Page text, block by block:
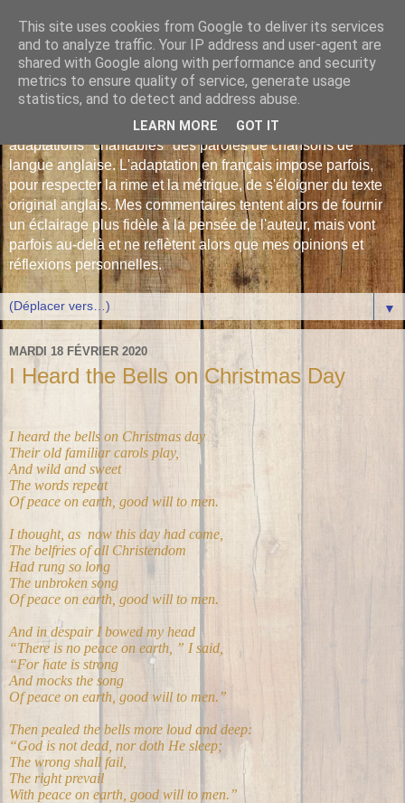
Les Monophonies de
Polyphrène
Versions françaises inédites : déjà plus de 510 traductions -
adaptations "chantables" des paroles de chansons de
langue anglaise. L'adaptation en français impose parfois,
pour respecter la rime et la métrique, de s'éloigner du texte
original anglais. Mes commentaires tentent alors de fournir
un éclairage plus fidèle à la pensée de l'auteur, mais vont
parfois au-delà et ne reflètent alors que mes opinions et
réflexions personnelles.
▼
MARDI 18 FÉVRIER 2020
I Heard the Bells on Christmas Day
I heard the bells on Christmas day
Their old familiar carols play,
And wild and sweet
The words repeat
Of peace on earth, good will to men.
I thought, as now this day had come,
The belfries of all Christendom
Had rung so long
The unbroken song
Of peace on earth, good will to men.
And in despair I bowed my head
“There is no peace on earth, ” I said,
“For hate is strong
And mocks the song
Of peace on earth, good will to men.”
Then pealed the bells more loud and deep:
“God is not dead, nor doth He sleep;
The wrong shall fail,
The right prevail
With peace on earth, good will to men.”
This site uses cookies from Google to deliver its services
and to analyze traffic. Your IP address and user-agent are
shared with Google along with performance and security
metrics to ensure quality of service, generate usage
statistics, and to detect and address abuse.
LEARN MORE GOT IT